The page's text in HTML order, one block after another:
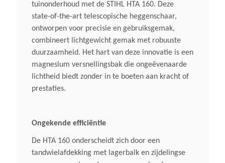
tuinonderhoud met de STIHL HTA 160. Deze
state-of-the-art telescopische heggenschaar,
ontworpen voor precisie en gebruiksgemak,
combineert lichtgewicht gemak met robuuste
duurzaamheid. Het hart van deze innovatie is een
magnesium versnellingsbak die ongeëvenaarde
lichtheid biedt zonder in te boeten aan kracht of
prestaties.
Ongekende efficiëntie
De HTA 160 onderscheidt zich door een
tandwielafdekking met lagerbalk en zijdelingse
Zaagbladlengte
Standaard 30 Cm
Zaagkettingsteek
1/4'' P
1,1
Gewicht (droog)